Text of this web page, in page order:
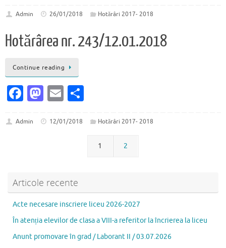
e
b
o
o
k
to
d
o
n
ai
l
ta
je
az
Admin 26/01/2018 Hotărâri 2017- 2018
Hotărârea nr. 243/12.01.2018
Continue reading
Fa
e
k
M
to
E
ai ta
Admin 12/01/2018 Hotărâri 2017- 2018
1 2
Articole recente
Acte necesare inscriere liceu 2026-2027
În atenția elevilor de clasa a VIII-a referitor la încrierea la liceu
Anunt promovare în grad / Laborant II / 03.07.2026